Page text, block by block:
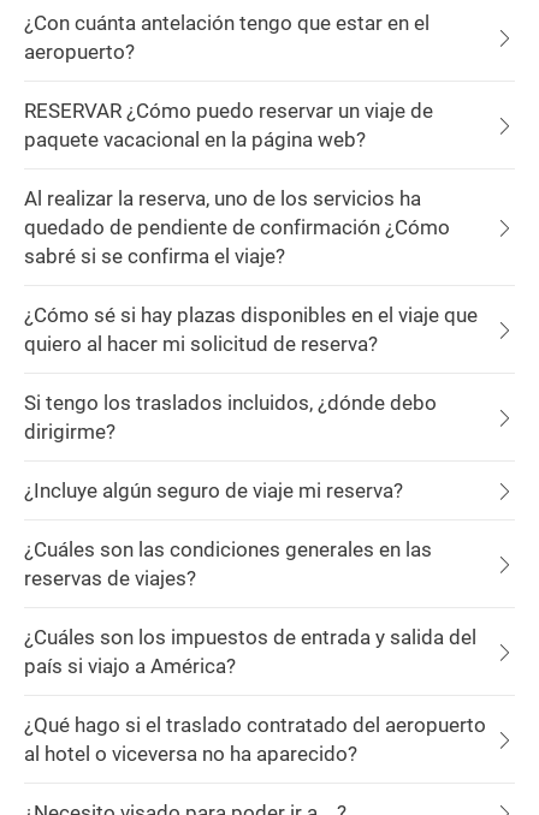
¿Con cuánta antelación tengo que estar en el
aeropuerto?
RESERVAR ¿Cómo puedo reservar un viaje de
paquete vacacional en la página web?
Al realizar la reserva, uno de los servicios ha
quedado de pendiente de confirmación ¿Cómo
sabré si se confirma el viaje?
¿Cómo sé si hay plazas disponibles en el viaje que
quiero al hacer mi solicitud de reserva?
Si tengo los traslados incluidos, ¿dónde debo
dirigirme?
¿Incluye algún seguro de viaje mi reserva?
¿Cuáles son las condiciones generales en las
reservas de viajes?
¿Cuáles son los impuestos de entrada y salida del
país si viajo a América?
¿Qué hago si el traslado contratado del aeropuerto
al hotel o viceversa no ha aparecido?